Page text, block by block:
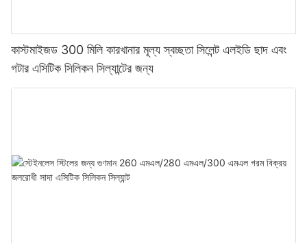
কাস্টমাইজড 300 মিলি কারখানার মূল্য স্বচ্ছতা সিলেন্ট এলইডি ছাদ এবং
গটার এসিটিক সিলিকন সিল্যান্টের জন্য